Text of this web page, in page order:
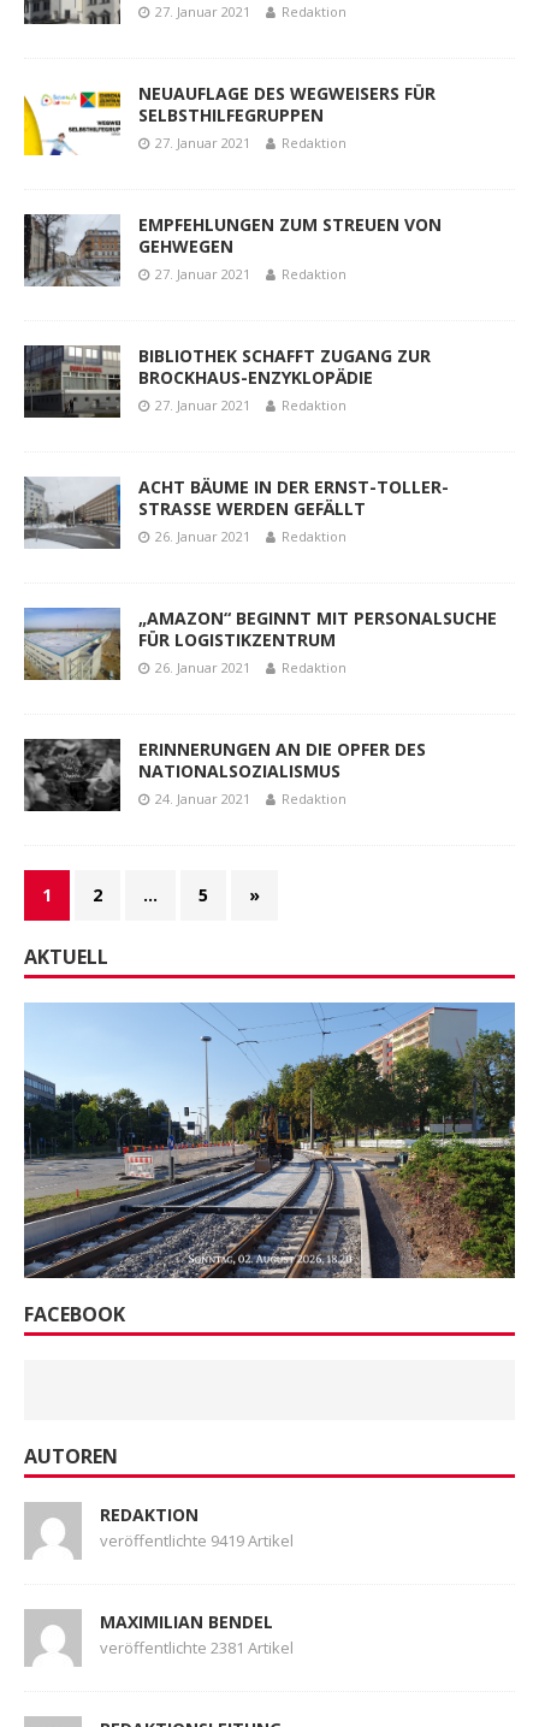
27. Januar 2021 Redaktion
NEUAUFLAGE DES WEGWEISERS FÜR
SELBSTHILFEGRUPPEN
27. Januar 2021 Redaktion
EMPFEHLUNGEN ZUM STREUEN VON
GEHWEGEN
27. Januar 2021 Redaktion
BIBLIOTHEK SCHAFFT ZUGANG ZUR
BROCKHAUS-ENZYKLOPÄDIE
27. Januar 2021 Redaktion
ACHT BÄUME IN DER ERNST-TOLLER-
STRASSE WERDEN GEFÄLLT
26. Januar 2021 Redaktion
„AMAZON“ BEGINNT MIT PERSONALSUCHE
FÜR LOGISTIKZENTRUM
26. Januar 2021 Redaktion
ERINNERUNGEN AN DIE OPFER DES
NATIONALSOZIALISMUS
24. Januar 2021 Redaktion
1 2 … 5 »
AKTUELL
FACEBOOK
AUTOREN
REDAKTION
veröffentlichte 9419 Artikel
MAXIMILIAN BENDEL
veröffentlichte 2381 Artikel